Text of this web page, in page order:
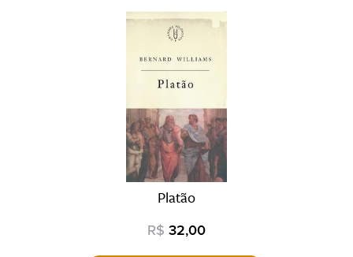
Platão
R$ 32,00